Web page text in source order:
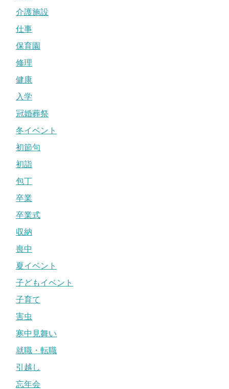
介護施設
仕事
保育園
修理
健康
入学
冠婚葬祭
冬イベント
初節句
初詣
包丁
卒業
卒業式
収納
喪中
夏イベント
子どもイベント
子育て
害虫
寒中見舞い
就職・転職
引越し
忘年会